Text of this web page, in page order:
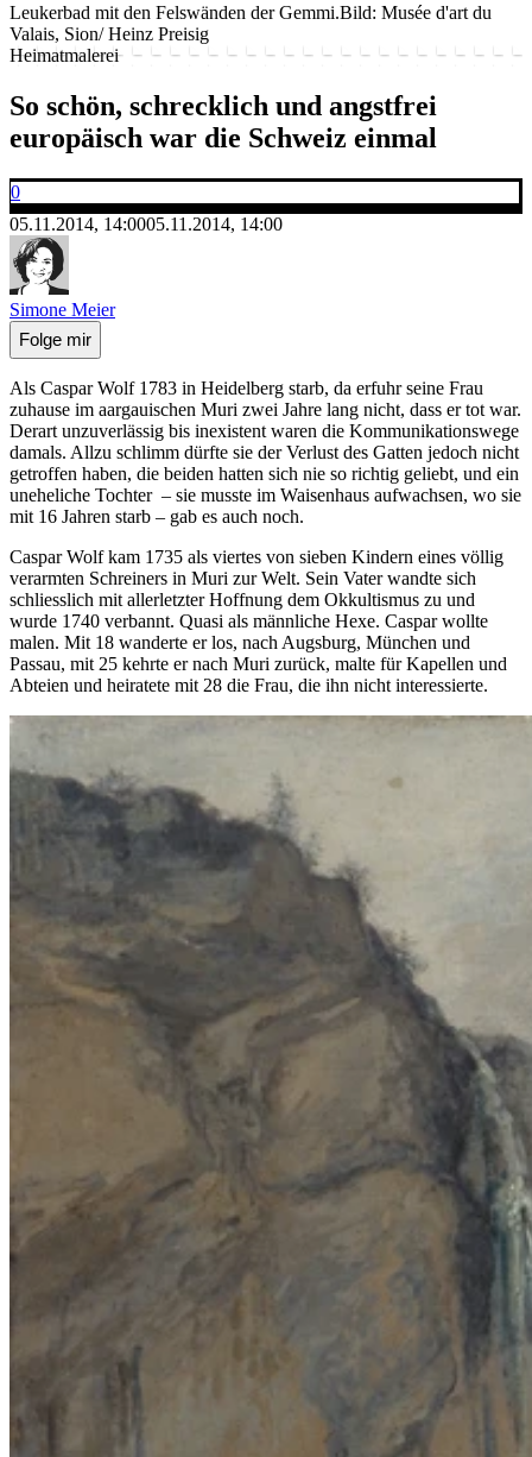
Leukerbad mit den Felswänden der Gemmi.Bild: Musée d'art du
Valais, Sion/ Heinz Preisig
Heimatmalerei
So schön, schrecklich und angstfrei
europäisch war die Schweiz einmal
0
05.11.2014, 14:0005.11.2014, 14:00
Simone Meier
Folge mir
Als Caspar Wolf 1783 in Heidelberg starb, da erfuhr seine Frau
zuhause im aargauischen Muri zwei Jahre lang nicht, dass er tot war.
Derart unzuverlässig bis inexistent waren die Kommunikationswege
damals. Allzu schlimm dürfte sie der Verlust des Gatten jedoch nicht
getroffen haben, die beiden hatten sich nie so richtig geliebt, und ein
uneheliche Tochter – sie musste im Waisenhaus aufwachsen, wo sie
mit 16 Jahren starb – gab es auch noch.
Caspar Wolf kam 1735 als viertes von sieben Kindern eines völlig
verarmten Schreiners in Muri zur Welt. Sein Vater wandte sich
schliesslich mit allerletzter Hoffnung dem Okkultismus zu und
wurde 1740 verbannt. Quasi als männliche Hexe. Caspar wollte
malen. Mit 18 wanderte er los, nach Augsburg, München und
Passau, mit 25 kehrte er nach Muri zurück, malte für Kapellen und
Abteien und heiratete mit 28 die Frau, die ihn nicht interessierte.